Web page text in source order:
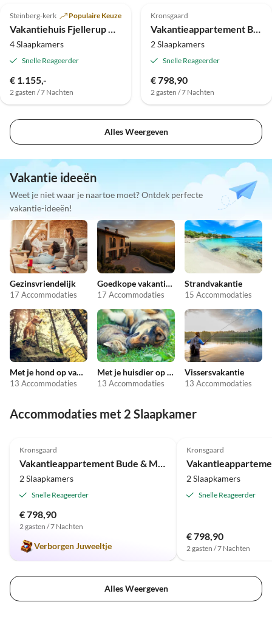
Steinberg-kerk Populaire Keuze
Vakantiehuis Fjellerup met uitzicht op het water
4 Slaapkamers
Snelle Reageerder
€ 1.155,-
2 gasten / 7 Nachten
Kronsgaard
Vakantieappartement Bude & Meer 1
2 Slaapkamers
Snelle Reageerder
€ 798,90
2 gasten / 7 Nachten
Alles Weergeven
Vakantie ideeën
Weet je niet waar je naartoe moet? Ontdek perfecte
vakantie-ideeën!
Gezinsvriendelijk
17 Accommodaties
Goedkope vakantieappartementen
17 Accommodaties
Strandvakantie
15 Accommodaties
Met je hond op vakantie
13 Accommodaties
Met je huisdier op vakantie
13 Accommodaties
Vissersvakantie
13 Accommodaties
Accommodaties met 2 Slaapkamer
Kronsgaard
2 Slaapkamers
Snelle Reageerder
€ 798,90
2 gasten / 7 Nachten
Verborgen Juweeltje
Kronsgaard
2 Slaapkamers
Snelle Reageerder
€ 798,90
2 gasten / 7 Nachten
Alles Weergeven